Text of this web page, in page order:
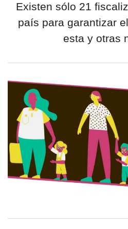
Existen sólo 21
país para garantizar
esta y otras